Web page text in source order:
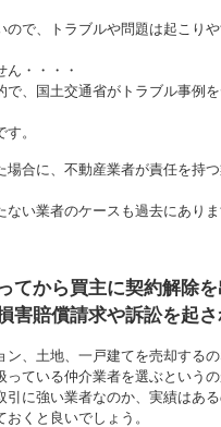
ので、トラブルや問題は起こり
ん・・・・
で、国土交通省がトラブル事例
。
場合に、不動産業者が責任を持
い業者のケースも過去にありま
てから買主に契約解除を
害賠償請求や訴訟を起さ
ン、土地、一戸建てを売却する
ている仲介業者を選ぶというの
引に強い業者なのか、実績はあ
くと良いでしょう。